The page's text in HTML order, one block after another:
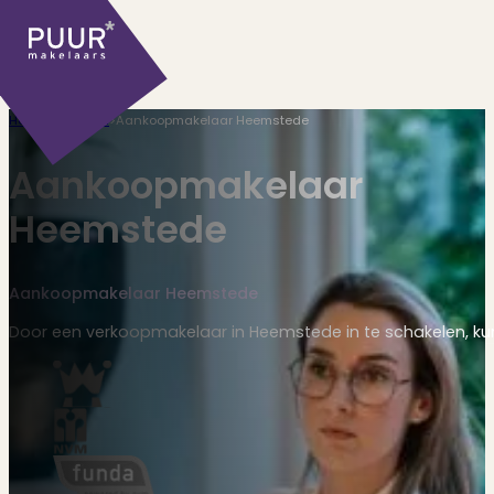
Ons aanbod
Net te laat? Kijk mee..
Huurwoningen
Home Diensten>Aankoopmakelaar Heemstede
Aankoopmakelaar
Heemstede
Aankoopmakelaar Heemstede
Door een verkoopmakelaar in Heemstede in te schakelen,